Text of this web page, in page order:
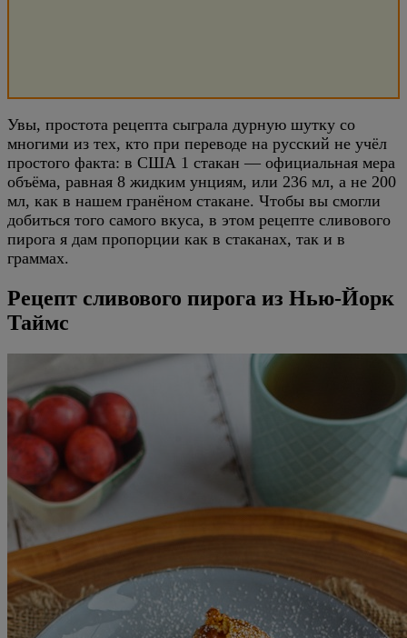
Увы, простота рецепта сыграла дурную шутку со
многими из тех, кто при переводе на русский не учёл
простого факта: в США 1 стакан — официальная мера
объёма, равная 8 жидким унциям, или 236 мл, а не 200
мл, как в нашем гранёном стакане. Чтобы вы смогли
добиться того самого вкуса, в этом рецепте сливового
пирога я дам пропорции как в стаканах, так и в
граммах.
Рецепт сливового пирога из Нью-Йорк
Таймс